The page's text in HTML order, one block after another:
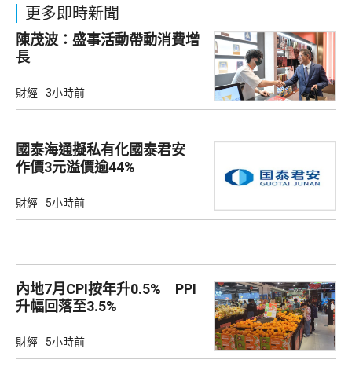
更多即時新聞
陳茂波：盛事活動帶動消費增
長
財經 3小時前
國泰海通擬私有化國泰君安
作價3元溢價逾44%
財經 5小時前
內地7月CPI按年升0.5% PPI
升幅回落至3.5%
財經 5小時前